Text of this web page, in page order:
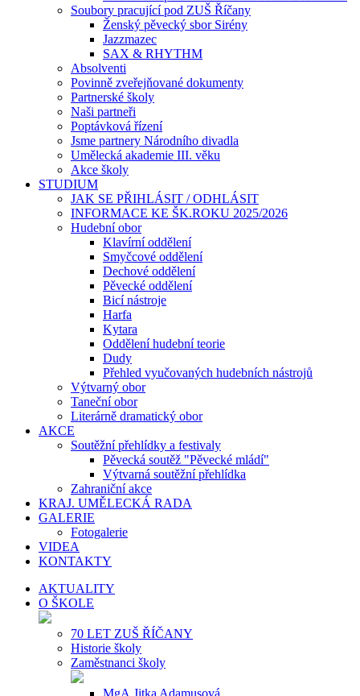
Soubory pracující pod ZUŠ Říčany
Ženský pěvecký sbor Sirény
Jazzmazec
SAX & RHYTHM
Absolventi
Povinně zveřejňované dokumenty
Partnerské školy
Naši partneři
Poptávková řízení
Jsme partnery Národního divadla
Umělecká akademie III. věku
Akce školy
STUDIUM
JAK SE PŘIHLÁSIT / ODHLÁSIT
INFORMACE KE ŠK.ROKU 2025/2026
Hudební obor
Klavírní oddělení
Smyčcové oddělení
Dechové oddělení
Pěvecké oddělení
Bicí nástroje
Harfa
Kytara
Oddělení hudební teorie
Dudy
Přehled vyučovaných hudebních nástrojů
Výtvarný obor
Taneční obor
Literárně dramatický obor
AKCE
Soutěžní přehlídky a festivaly
Pěvecká soutěž "Pěvecké mládí"
Výtvarná soutěžní přehlídka
Zahraniční akce
KRAJ. UMĚLECKÁ RADA
GALERIE
Fotogalerie
VIDEA
KONTAKTY
AKTUALITY
O ŠKOLE
70 LET ZUŠ ŘÍČANY
Historie školy
Zaměstnanci školy
MgA.Jitka Adamusová